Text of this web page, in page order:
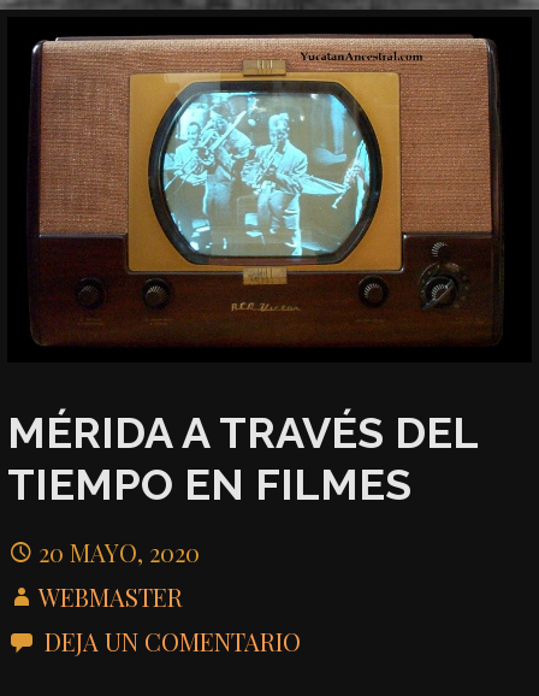
MÉRIDA A TRAVÉS DEL
TIEMPO EN FILMES
20 MAYO, 2020
WEBMASTER
DEJA UN COMENTARIO